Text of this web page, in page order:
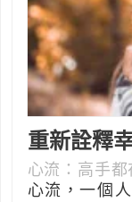
重新詮釋
心流：高手
心流，一個